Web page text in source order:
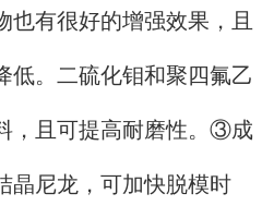
也有很好的增强效果，且
低。二硫化钼和聚四氟乙
，且可提高耐磨性。③成
晶尼龙，可加快脱模时